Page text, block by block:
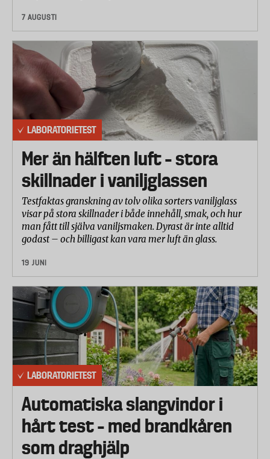
7 AUGUSTI
LABORATORIETEST
Mer än hälften luft – stora
skillnader i vaniljglassen
Testfaktas granskning av tolv olika sorters vaniljglass
visar på stora skillnader i både innehåll, smak, och hur
man fått till själva vaniljsmaken. Dyrast är inte alltid
godast – och billigast kan vara mer luft än glass.
19 JUNI
LABORATORIETEST
Automatiska slangvindor i
hårt test – med brandkåren
som draghjälp